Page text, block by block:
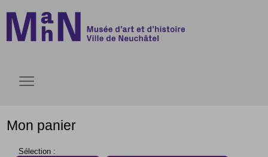
Accèder directement au contenu
Accèder directement au contenu
Ouvrir le menu
Mon panier
Sélection